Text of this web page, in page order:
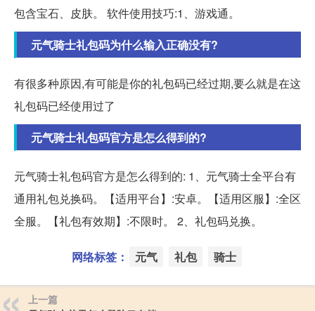
包含宝石、皮肤。 软件使用技巧:1、游戏通。
元气骑士礼包码为什么输入正确没有?
有很多种原因,有可能是你的礼包码已经过期,要么就是在这
礼包码已经使用过了
元气骑士礼包码官方是怎么得到的?
元气骑士礼包码官方是怎么得到的: 1、元气骑士全平台有
通用礼包兑换码。【适用平台】:安卓。【适用区服】:全区
全服。【礼包有效期】:不限时。 2、礼包码兑换。
网络标签： 元气 礼包 骑士
上一篇